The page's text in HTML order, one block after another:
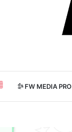
FW MEDIA PRO